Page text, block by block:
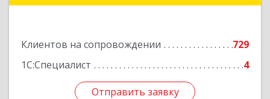
Клиентов на сопровождении
729
1С:Специалист
4
Отправить заявку
Отправить заявку